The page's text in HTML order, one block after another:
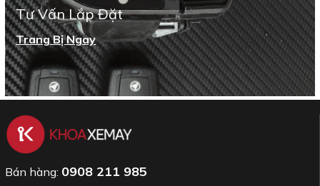
Tư Vấn Lắp Đặt
Trang Bị Ngay
Bán hàng: 0908 211 985